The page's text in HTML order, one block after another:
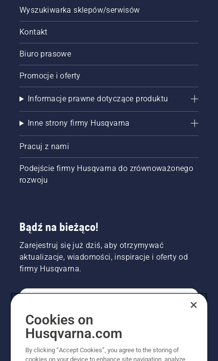
Wyszukiwarka sklepów/serwisów
Kontakt
Biuro prasowe
Promocje i oferty
Informacje prawne dotyczące produktu
Inne strony firmy Husqvarna
Pracuj z nami
Podejście firmy Husqvarna do zrównoważonego
rozwoju
Bądź na bieżąco!
Zarejestruj się już dziś, aby otrzymywać
aktualizacje, wiadomości, inspiracje i oferty od
firmy Husqvarna.
PROFESJONALISTA
Cookies on
Husqvarna.com
By clicking “Accept Cookies”, you agree to the storing of
cookies on your device to enhance site navigation, analyze